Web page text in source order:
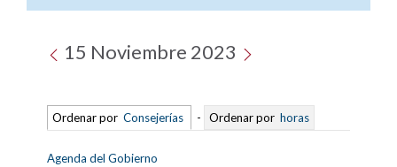
15 Noviembre 2023
Ordenar por Consejerías - Ordenar por horas
Agenda del Gobierno